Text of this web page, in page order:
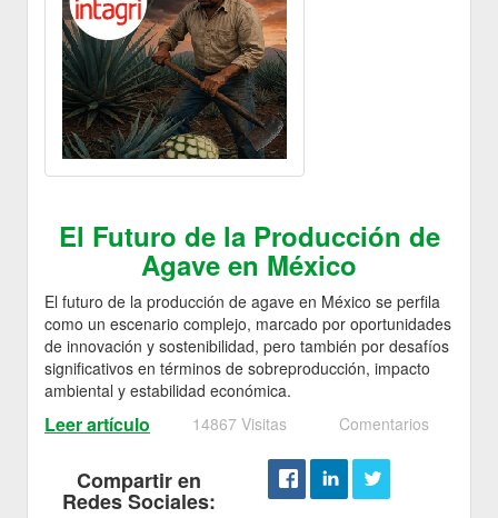
El Futuro de la Producción de
Agave en México
El futuro de la producción de agave en México se perfila
como un escenario complejo, marcado por oportunidades
de innovación y sostenibilidad, pero también por desafíos
significativos en términos de sobreproducción, impacto
ambiental y estabilidad económica.
Leer artículo 14867 Visitas Comentarios
Compartir en
Redes Sociales: